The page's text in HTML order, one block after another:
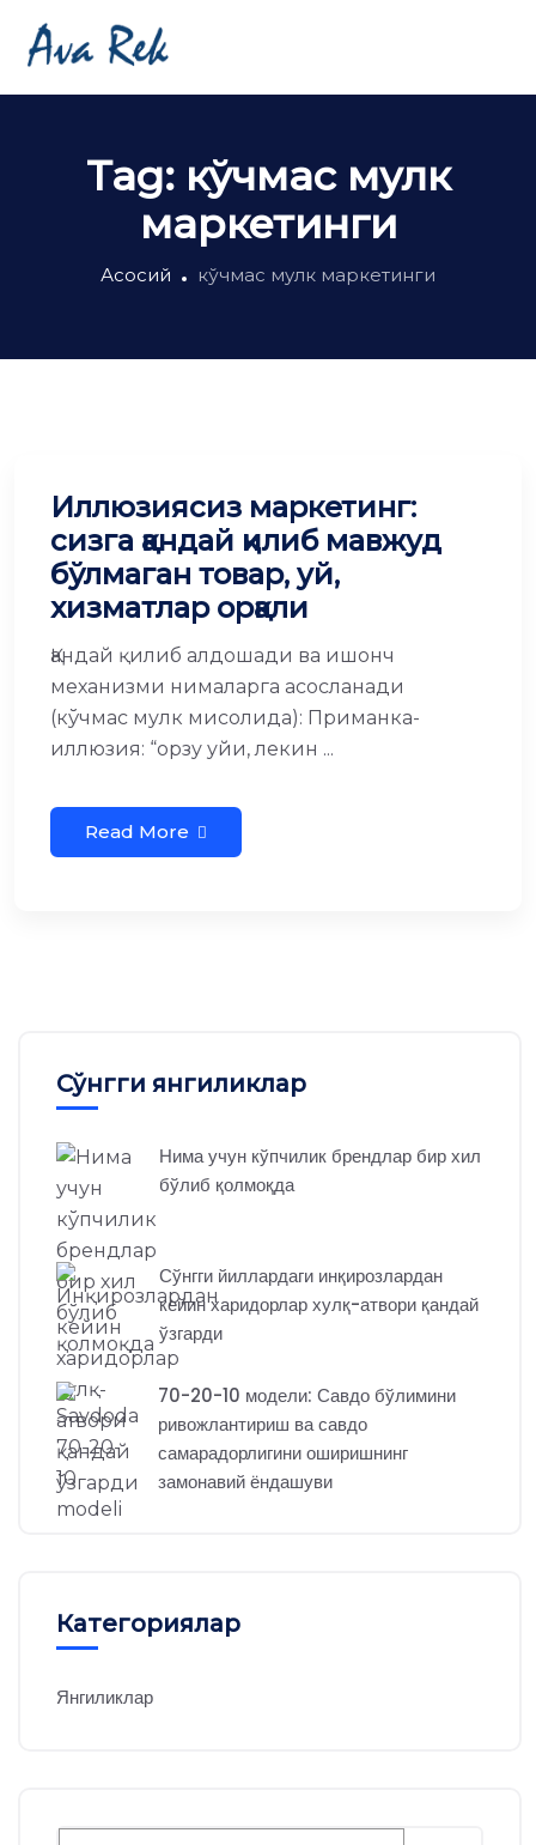
Tag: кўчмас мулк
маркетинги
Асосий кўчмас мулк маркетинги
Иллюзиясиз маркетинг:
сизга қандай қилиб мавжуд
бўлмаган товар, уй,
хизматлар орқали
Қандай қилиб алдошади ва ишонч
механизми нималарга асосланади
(кўчмас мулк мисолида): Приманка-
иллюзия: “орзу уйи, лекин ...
Read More
Сўнгги янгиликлар
Нима учун кўпчилик брендлар бир хил
бўлиб қолмоқда
Сўнгги йиллардаги инқирозлардан
кейин харидорлар хулқ-атвори қандай
ўзгарди
70-20-10 модели: Савдо бўлимини
ривожлантириш ва савдо
самарадорлигини оширишнинг
замонавий ёндашуви
Категориялар
Янгиликлар